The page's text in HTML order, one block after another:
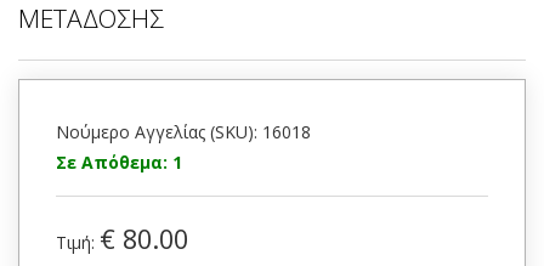
ΜΕΤΑΔΟΣΗΣ
Νούμερο Αγγελίας (SKU): 16018
Σε Απόθεμα: 1
Τιμή: € 80.00